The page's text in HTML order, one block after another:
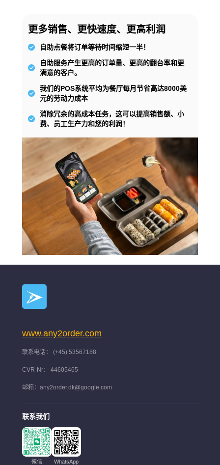
更多销售、更快速度、更高利润
自助点餐将订单等待时间缩短一半！
自助服务产生更高的订单量、更高的翻台率和更
满意的客户。
我们的POS系统平均为餐厅每月节省高达8000美
元的劳动力成本
消除冗余的高成本任务，这可以提高销售额、小
费、员工生产力和您的利润！
www.any2order.com
联系电话： (+45) 53567188
CVR-Nr： 44605465
邮箱：any2order.dk@google.com
联系我们
微信 WhatsApp